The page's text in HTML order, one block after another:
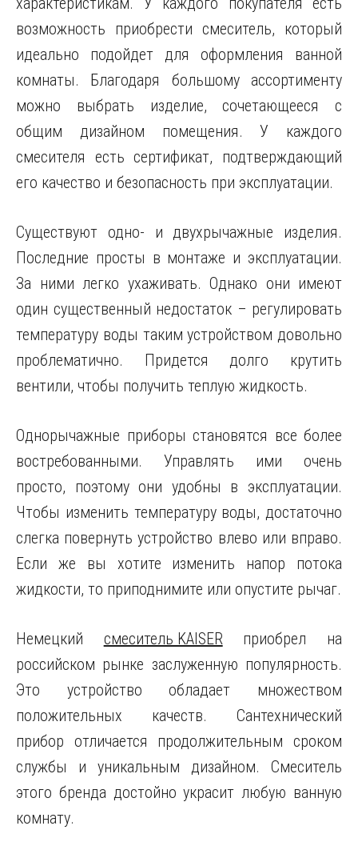
возможность приобрести смеситель, который
идеально подойдет для оформления ванной
комнаты. Благодаря большому ассортименту
можно выбрать изделие, сочетающееся с
общим дизайном помещения. У каждого
смесителя есть сертификат, подтверждающий
его качество и безопасность при эксплуатации.
Существуют одно- и двухрычажные изделия.
Последние просты в монтаже и эксплуатации.
За ними легко ухаживать. Однако они имеют
один существенный недостаток – регулировать
температуру воды таким устройством довольно
проблематично. Придется долго крутить
вентили, чтобы получить теплую жидкость.
Однорычажные приборы становятся все более
востребованными. Управлять ими очень
просто, поэтому они удобны в эксплуатации.
Чтобы изменить температуру воды, достаточно
слегка повернуть устройство влево или вправо.
Если же вы хотите изменить напор потока
жидкости, то приподнимите или опустите рычаг.
Немецкий смеситель KAISERприобрел на
российском рынке заслуженную популярность.
Это устройство обладает множеством
положительных качеств. Сантехнический
прибор отличается продолжительным сроком
службы и уникальным дизайном. Смеситель
этого бренда достойно украсит любую ванную
комнату.